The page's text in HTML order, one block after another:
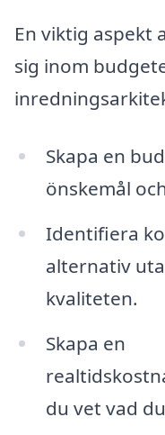
En viktig aspekt
sig inom
Skapa en
önskemål
Identifiera
alternativ
kvaliteten.
Skapa en
du vet vad